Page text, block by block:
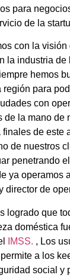
para
de la
con la
la industria
hemos
región para
con
de la mano de
de este
de nuestros
penetrando
ya operamos
director de
logrado que
doméstica
IMSS. , Los
a los
social y